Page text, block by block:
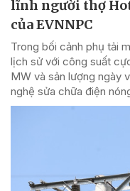
lĩnh người thợ
của EVNNPC
Trong bối cảnh phụ tải
lịch sử với công suất
MW và sản lượng ngày
nghệ sửa chữa điện